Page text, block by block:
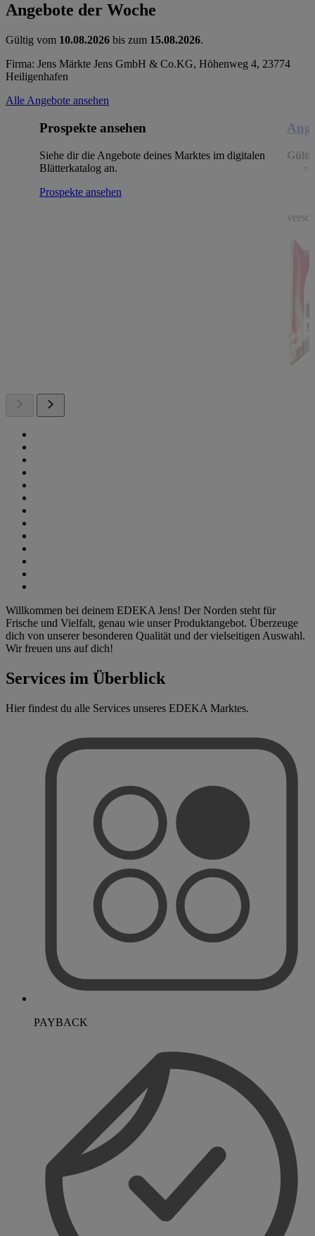
Angebote der Woche
Gültig vom 10.08.2026 bis zum 15.08.2026.
Firma: Jens Märkte Jens GmbH & Co.KG, Höhenweg 4, 23774
Heiligenhafen
Alle Angebote ansehen
Prospekte ansehen
Siehe dir die Angebote deines Marktes im digitalen
Blätterkatalog an.
Prospekte ansehen
Willkommen bei deinem EDEKA Jens! Der Norden steht für
Frische und Vielfalt, genau wie unser Produktangebot. Überzeuge
dich von unserer besonderen Qualität und der vielseitigen Auswahl.
Wir freuen uns auf dich!
Services im Überblick
Hier findest du alle Services unseres EDEKA Marktes.
PAYBACK